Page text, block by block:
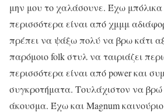
μην μου το χαλάσουνε. Έχω
περισσότερα είναι από χμμμ
πρέπει να ψάξω πολύ να βρω κάτι
παρόμοιο folk στυλ να ταιριάζει
περισσότερα είναι από power και
συγκροτήματα. Τουλάχιστον να
άκουσμα. Έχω και Magnum